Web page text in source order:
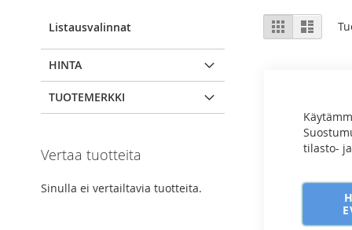
tilasto-
View
as
Ruudukko
Listausvalinnat
HINTA
TUOTEMERKKI
Vertaa tuotteita
Sinulla ei vertailtavia tuotteita.